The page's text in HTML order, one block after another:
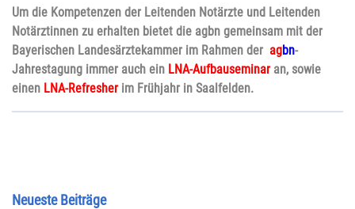
Um die Kompetenzen der Leitenden Notärzte und Leitenden
Notärztinnen zu erhalten bietet die agbn gemeinsam mit der
Bayerischen Landesärztekammer im Rahmen der agbn-
Jahrestagung immer auch ein LNA-Aufbauseminaran, sowie
einen LNA-Refresher im Frühjahr in Saalfelden.
Neueste Beiträge